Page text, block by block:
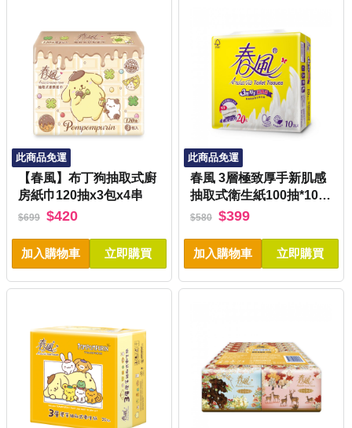
此商品免運
【春風】布丁狗抽取式廚
房紙巾120抽x3包x4串
$699 $420
加入購物車 立即購買
此商品免運
春風 3層極致厚手新肌感
抽取式衛生紙100抽*10包
*2串
$580 $399
加入購物車 立即購買